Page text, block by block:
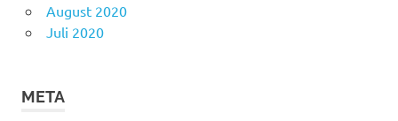
August 2020
Juli 2020
META